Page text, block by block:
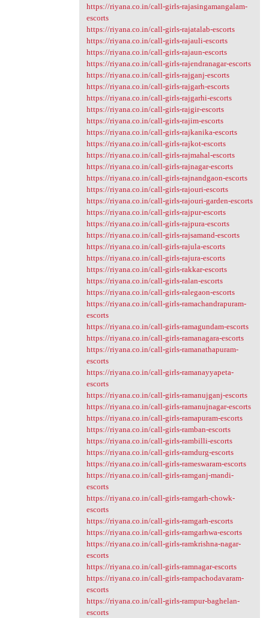
https://riyana.co.in/call-girls-rajasingamangalam-
escorts
https://riyana.co.in/call-girls-rajatalab-escorts
https://riyana.co.in/call-girls-rajauli-escorts
https://riyana.co.in/call-girls-rajaun-escorts
https://riyana.co.in/call-girls-rajendranagar-escorts
https://riyana.co.in/call-girls-rajganj-escorts
https://riyana.co.in/call-girls-rajgarh-escorts
https://riyana.co.in/call-girls-rajgarhi-escorts
https://riyana.co.in/call-girls-rajgir-escorts
https://riyana.co.in/call-girls-rajim-escorts
https://riyana.co.in/call-girls-rajkanika-escorts
https://riyana.co.in/call-girls-rajkot-escorts
https://riyana.co.in/call-girls-rajmahal-escorts
https://riyana.co.in/call-girls-rajnagar-escorts
https://riyana.co.in/call-girls-rajnandgaon-escorts
https://riyana.co.in/call-girls-rajouri-escorts
https://riyana.co.in/call-girls-rajouri-garden-escorts
https://riyana.co.in/call-girls-rajpur-escorts
https://riyana.co.in/call-girls-rajpura-escorts
https://riyana.co.in/call-girls-rajsamand-escorts
https://riyana.co.in/call-girls-rajula-escorts
https://riyana.co.in/call-girls-rajura-escorts
https://riyana.co.in/call-girls-rakkar-escorts
https://riyana.co.in/call-girls-ralan-escorts
https://riyana.co.in/call-girls-ralegaon-escorts
https://riyana.co.in/call-girls-ramachandrapuram-
escorts
https://riyana.co.in/call-girls-ramagundam-escorts
https://riyana.co.in/call-girls-ramanagara-escorts
https://riyana.co.in/call-girls-ramanathapuram-
escorts
https://riyana.co.in/call-girls-ramanayyapeta-
escorts
https://riyana.co.in/call-girls-ramanujganj-escorts
https://riyana.co.in/call-girls-ramanujnagar-escorts
https://riyana.co.in/call-girls-ramapuram-escorts
https://riyana.co.in/call-girls-ramban-escorts
https://riyana.co.in/call-girls-rambilli-escorts
https://riyana.co.in/call-girls-ramdurg-escorts
https://riyana.co.in/call-girls-rameswaram-escorts
https://riyana.co.in/call-girls-ramganj-mandi-
escorts
https://riyana.co.in/call-girls-ramgarh-chowk-
escorts
https://riyana.co.in/call-girls-ramgarh-escorts
https://riyana.co.in/call-girls-ramgarhwa-escorts
https://riyana.co.in/call-girls-ramkrishna-nagar-
escorts
https://riyana.co.in/call-girls-ramnagar-escorts
https://riyana.co.in/call-girls-rampachodavaram-
escorts
https://riyana.co.in/call-girls-rampur-baghelan-
escorts